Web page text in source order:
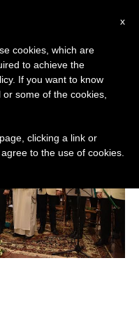
x
cookies, which are
to achieve the
If you want to know
some of the cookies,
clicking a link or
to the use of cookies.